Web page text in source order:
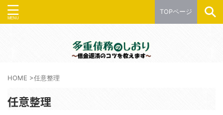
TOPページ
HOME >任意整理
任意整理